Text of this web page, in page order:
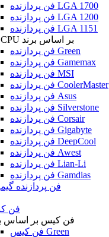
فن پردازنده LGA 1700
فن پردازنده LGA 1200
فن پردازنده LGA 1151
فن CPU بر اساس برند
فن پردازنده Green
فن پردازنده Gamemax
فن پردازنده MSI
فن پردازنده CoolerMaster
فن پردازنده Asus
فن پردازنده Silverstone
فن پردازنده Corsair
فن پردازنده Gigabyte
فن پردازنده DeepCool
فن پردازنده Awest
فن پردازنده Lian-Li
فن پردازنده Gamdias
فن پردازنده
فن
فن کیس بر اساس
فن کیس Green